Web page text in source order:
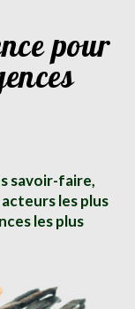
pour
savoir-faire,
les plus
les plus